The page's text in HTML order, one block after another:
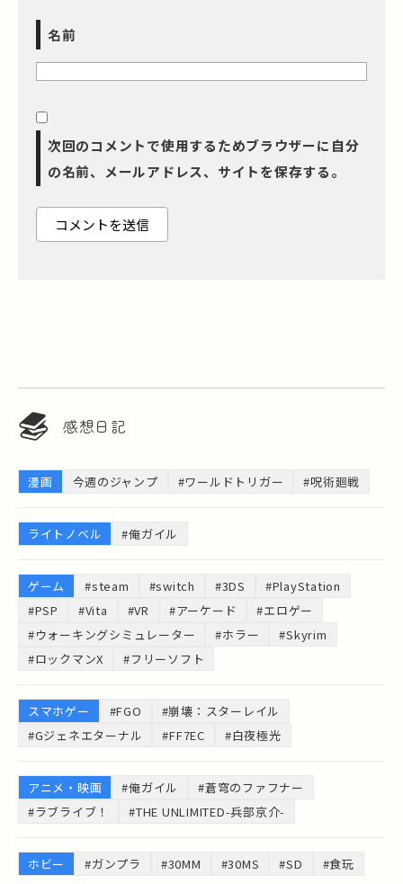
名前
次回のコメントで使用するためブラウザーに自分
の名前、メールアドレス、サイトを保存する。
感想日記
漫画 今週のジャンプ #ワールドトリガー #呪術廻戦
ライトノベル #俺ガイル
ゲーム #steam #switch #3DS
#PlayStation
#PSP
#Vita #VR #アーケード
#エロゲー
#ウォーキングシミュレーター
#ホラー
#Skyrim
#ロックマンX
#フリーソフト
スマホゲー #FGO
#崩壊：スターレイル
#Gジェネエターナル
#FF7EC #白夜極光
アニメ・映画 #俺ガイル
#蒼穹のファフナー
#ラブライブ！
#THE UNLIMITED-兵部京介-
ホビー #ガンプラ #30MM #30MS #SD #食玩